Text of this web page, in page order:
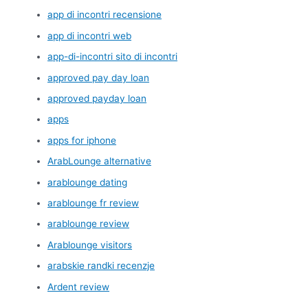
app di incontri recensione
app di incontri web
app-di-incontri sito di incontri
approved pay day loan
approved payday loan
apps
apps for iphone
ArabLounge alternative
arablounge dating
arablounge fr review
arablounge review
Arablounge visitors
arabskie randki recenzje
Ardent review